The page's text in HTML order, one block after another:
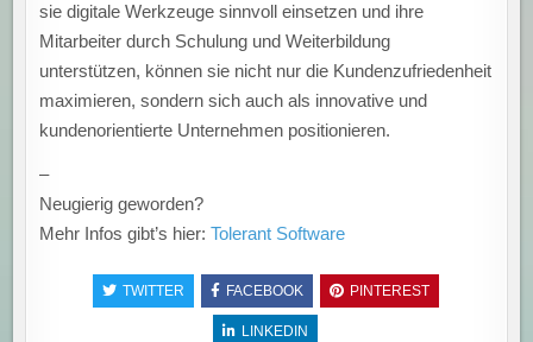
sie digitale Werkzeuge sinnvoll einsetzen und ihre
Mitarbeiter durch Schulung und Weiterbildung
unterstützen, können sie nicht nur die Kundenzufriedenheit
maximieren, sondern sich auch als innovative und
kundenorientierte Unternehmen positionieren.
–
Neugierig geworden?
Mehr Infos gibt’s hier:Tolerant Software
TWITTER FACEBOOK PINTEREST
LINKEDIN